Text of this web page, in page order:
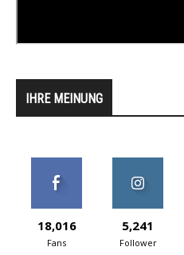
IHRE MEINUNG
18,016
Fans
5,241
Follower